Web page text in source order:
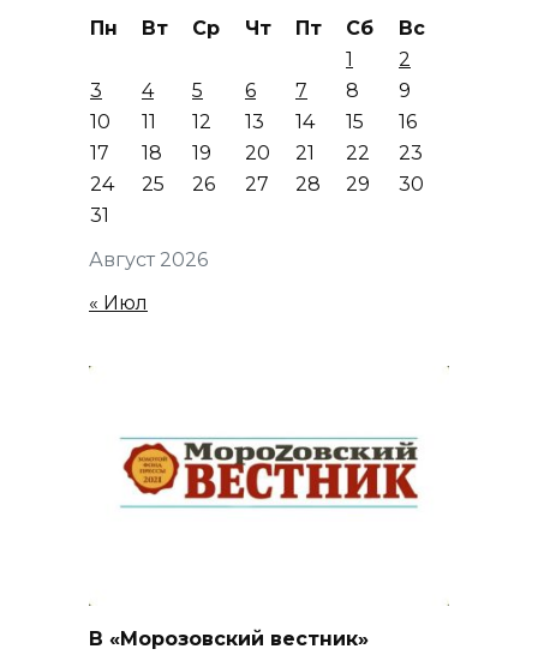
Август 2026
Пн Вт Ср Чт Пт Сб
Вс
1
2
3
4 5 6 7 8
9
10
11 12 13 14 15
16
17
18 19 20 21 22
23
24
25 26 27 28 29
30
31
« Июл
В «Морозовский вестник»